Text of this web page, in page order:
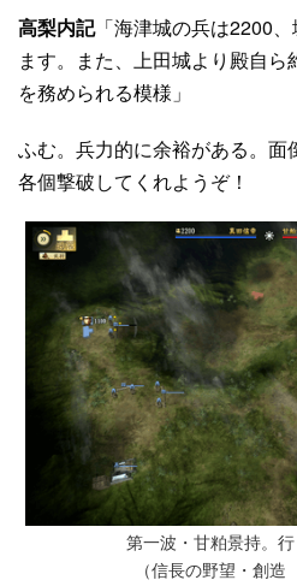
高梨内記「海津城の兵は2200
ます。また、上田城より殿自
を務められる模様」
ふむ。兵力的に余裕がある。面
各個撃破してくれようぞ！
第一波・甘粕景持。行
（信長の野望・創